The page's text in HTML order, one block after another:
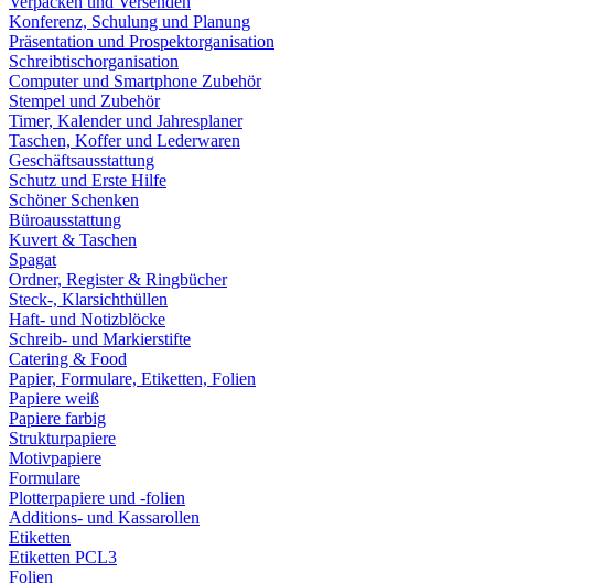
Konferenz, Schulung und Planung
Präsentation und Prospektorganisation
Schreibtischorganisation
Computer und Smartphone Zubehör
Stempel und Zubehör
Timer, Kalender und Jahresplaner
Taschen, Koffer und Lederwaren
Geschäftsausstattung
Schutz und Erste Hilfe
Schöner Schenken
Büroausstattung
Kuvert & Taschen
Spagat
Ordner, Register & Ringbücher
Steck-, Klarsichthüllen
Haft- und Notizblöcke
Schreib- und Markierstifte
Catering & Food
Papier, Formulare, Etiketten, Folien
Papiere weiß
Papiere farbig
Strukturpapiere
Motivpapiere
Formulare
Plotterpapiere und -folien
Additions- und Kassarollen
Etiketten
Etiketten PCL3
Folien